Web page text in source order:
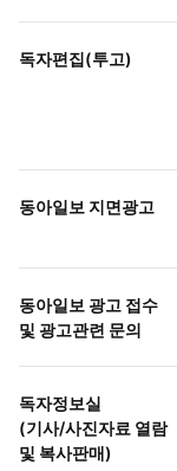
독자편집(투고)
동아일보 지면광고
동아일보 광고 접수
및 광고관련 문의
독자정보실
(기사/사진자료 열람
및 복사판매)